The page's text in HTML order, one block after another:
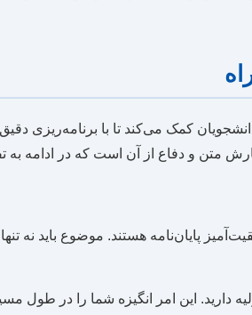
کمک می‌کند تا با برنامه‌ریزی
متن و دفاع از آن است که در ادامه
پایان‌نامه هستند. موضوع باید نه
دارید. این امر انگیزه شما را در طول